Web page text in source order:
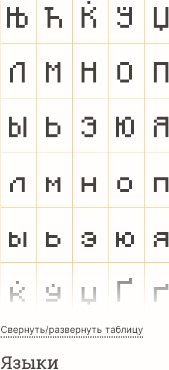
Њ Ћ Ќ Ў Џ
Л
М Н О П
Ы
Ь Э Ю Я
л
м н о п
ы
ь э ю я
ќ
ў џ Ґ ґ
Свернуть/развернуть таблицу
Языки